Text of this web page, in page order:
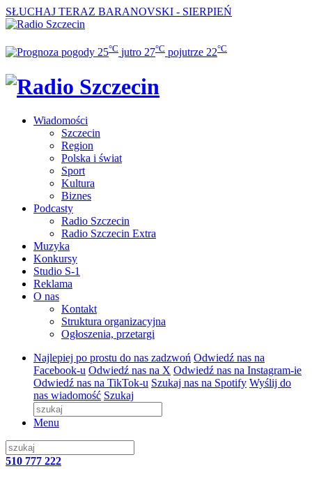
SŁUCHAJ TERAZ BARANOVSKI - SIERPIEŃ
25°C jutro 27°C pojutrze 22°C
Wiadomości
Szczecin
Region
Polska i świat
Sport
Kultura
Biznes
Podcasty
Radio Szczecin
Radio Szczecin Extra
Muzyka
Konkursy
Studio S-1
Reklama
O nas
Kontakt
Struktura organizacyjna
Ogłoszenia, przetargi
Najlepiej po prostu do nas zadzwoń Odwiedź nas na
Facebook-u Odwiedź nas na X Odwiedź nas na Instagram-ie
Odwiedź nas na TikTok-u Szukaj nas na Spotify Wyślij do
nas wiadomość Szukaj
Menu
510 777 222